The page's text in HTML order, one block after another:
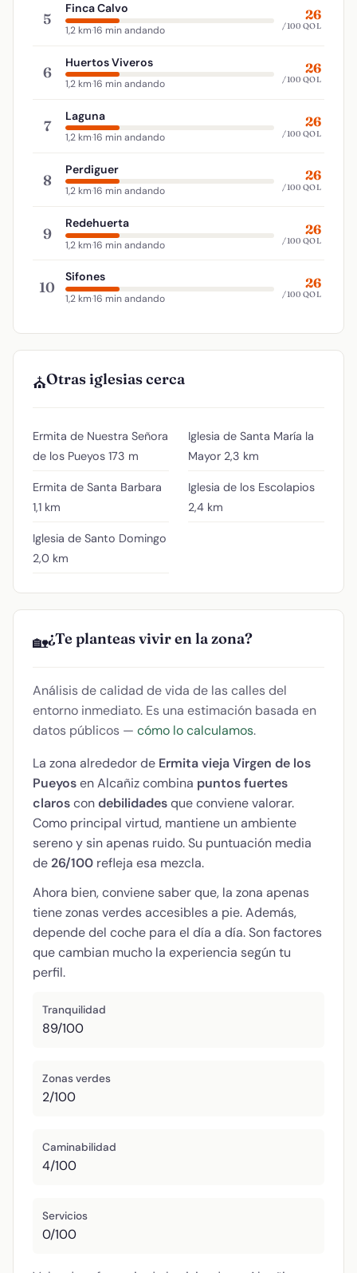
5
Finca Calvo
1,2 km·16 min andando
26
/100 QOL
6
Huertos Viveros
1,2 km·16 min andando
26
/100 QOL
7
Laguna
1,2 km·16 min andando
26
/100 QOL
8
Perdiguer
1,2 km·16 min andando
26
/100 QOL
9
Redehuerta
1,2 km·16 min andando
26
/100 QOL
10
Sifones
1,2 km·16 min andando
26
/100 QOL
⛪Otras iglesias cerca
Ermita de Nuestra Señora
de los Pueyos 173 m
Ermita de Santa Barbara
1,1 km
Iglesia de Santo Domingo
2,0 km
Iglesia de Santa María la
Mayor 2,3 km
Iglesia de los Escolapios
2,4 km
🏡¿Te planteas vivir en la zona?
Análisis de calidad de vida de las calles del
entorno inmediato. Es una estimación basada en
datos públicos — cómo lo calculamos.
La zona alrededor de Ermita vieja Virgen de los
Pueyosen Alcañiz combina puntos fuertes
claroscondebilidadesque conviene valorar.
Como principal virtud, mantiene un ambiente
sereno y sin apenas ruido. Su puntuación media
de 26/100 refleja esa mezcla.
Ahora bien, conviene saber que, la zona apenas
tiene zonas verdes accesibles a pie. Además,
depende del coche para el día a día. Son factores
que cambian mucho la experiencia según tu
perfil.
Tranquilidad
89/100
Zonas verdes
2/100
Caminabilidad
4/100
Servicios
0/100